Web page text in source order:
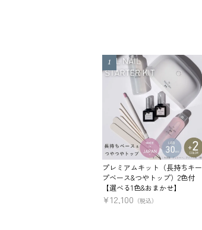
プレミアムキット（長持ちキー
プベース&つやトップ）2色付
【選べる1色&おまかせ】
¥12,100 （税込）